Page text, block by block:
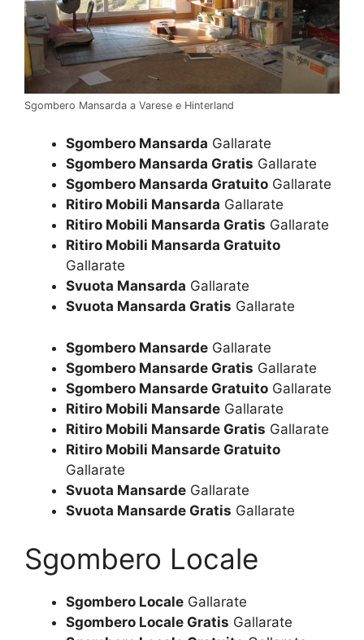
Sgombero Mansarda a Varese e Hinterland
Sgombero Mansarda Gallarate
Sgombero Mansarda Gratis Gallarate
Sgombero Mansarda Gratuito Gallarate
Ritiro Mobili Mansarda Gallarate
Ritiro Mobili Mansarda Gratis Gallarate
Ritiro Mobili Mansarda Gratuito
Gallarate
Svuota Mansarda Gallarate
Svuota Mansarda Gratis Gallarate
Sgombero Mansarde Gallarate
Sgombero Mansarde Gratis Gallarate
Sgombero Mansarde Gratuito Gallarate
Ritiro Mobili Mansarde Gallarate
Ritiro Mobili Mansarde Gratis Gallarate
Ritiro Mobili Mansarde Gratuito
Gallarate
Svuota Mansarde Gallarate
Svuota Mansarde Gratis Gallarate
Sgombero Locale
Sgombero Locale Gallarate
Sgombero Locale Gratis Gallarate